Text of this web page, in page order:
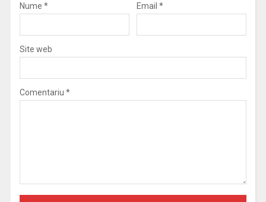
Nume * Email *
Site web
Comentariu *